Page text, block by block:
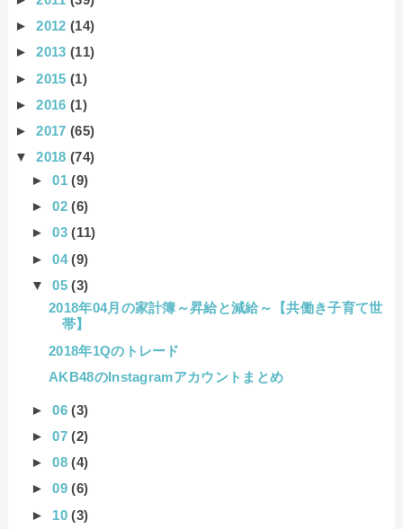
►2012(14)
►2013(11)
►2015(1)
►2016(1)
►2017(65)
▼2018(74)
►01(9)
►02(6)
►03(11)
►04(9)
▼05(3)
2018年04月の家計簿～昇給と減給～【共働き子育て世
帯】
2018年1Qのトレード
AKB48のInstagramアカウントまとめ
►06(3)
►07(2)
►08(4)
►09(6)
► 10(3)